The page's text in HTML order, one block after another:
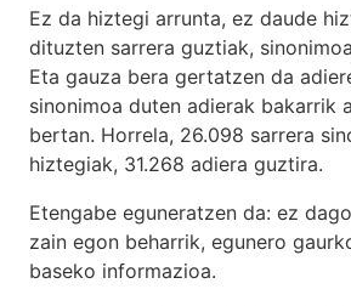
Ez da hiztegi arrunta, ez daude
dituzten sarrera guztiak,
Eta gauza bera gertatzen da
sinonimoa duten adierak bakarrik
bertan. Horrela, 26.098 sarrera
hiztegiak, 31.268 adiera guztira.
Etengabe eguneratzen da: ez
zain egon beharrik, egunero
baseko informazioa.